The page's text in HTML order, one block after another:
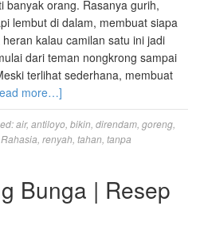
banyak orang. Rasanya gurih,
lembut di dalam, membuat siapa
kalau camilan satu ini jadi
dari teman nongkrong sampai
terlihat sederhana, membuat
more…]
air, antiloyo, bikin, direndam, goreng,
Rahasia, renyah, tahan, tanpa
Bunga | Resep